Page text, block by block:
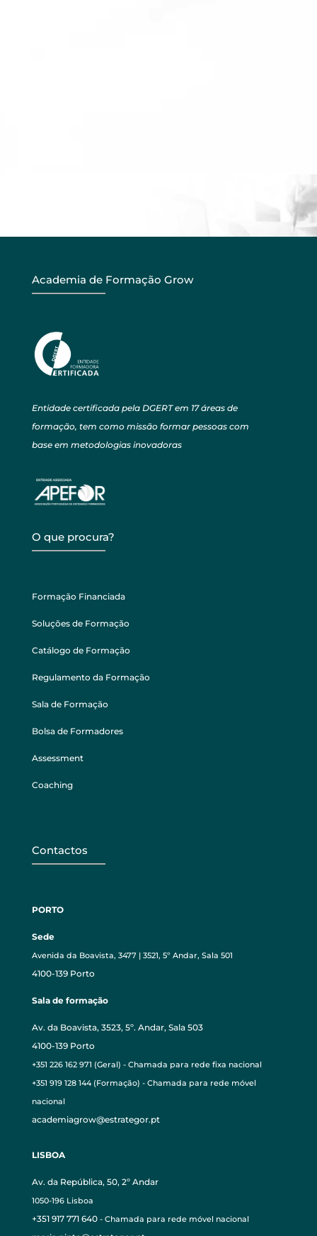
Academia de Formação Grow
Entidade certificada pela DGERT em 17 áreas de
formação, tem como missão formar pessoas com
base em metodologias inovadoras
O que procura?
Formação Financiada
Soluções de Formação
Catálogo de Formação
Regulamento da Formação
Sala de Formação
Bolsa de Formadores
Assessment
Coaching
Contactos
PORTO
Sede
Avenida da Boavista, 3477 | 3521, 5º Andar, Sala 501
4100-139 Porto
Sala de formação
Av. da Boavista, 3523, 5º. Andar, Sala 503
4100-139 Porto
+351 226 162 971 (Geral) - Chamada para rede fixa nacional
+351 919 128 144 (Formação) - Chamada para rede móvel
nacional
academiagrow@estrategor.pt
LISBOA
Av. da República, 50, 2º Andar
1050-196 Lisboa
+351 917 771 640- Chamada para rede móvel nacional